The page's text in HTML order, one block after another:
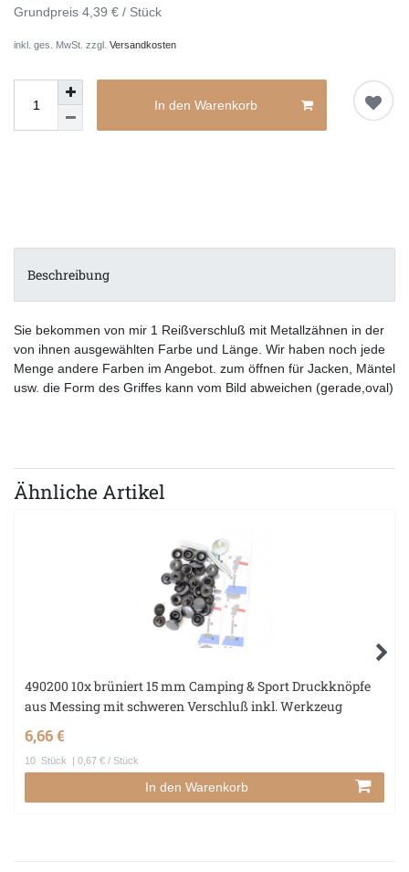
Grundpreis 4,39 € / Stück
inkl. ges. MwSt. zzgl. Versandkosten
In den Warenkorb
Beschreibung
Sie bekommen von mir 1 Reißverschluß mit Metallzähnen in der
von ihnen ausgewählten Farbe und Länge. Wir haben noch jede
Menge andere Farben im Angebot. zum öffnen für Jacken, Mäntel
usw. die Form des Griffes kann vom Bild abweichen (gerade,oval)
Ähnliche Artikel
490200 10x brüniert 15 mm Camping & Sport Druckknöpfe
aus Messing mit schweren Verschluß inkl. Werkzeug
6,66 €
10 Stück | 0,67 € / Stück
In den Warenkorb